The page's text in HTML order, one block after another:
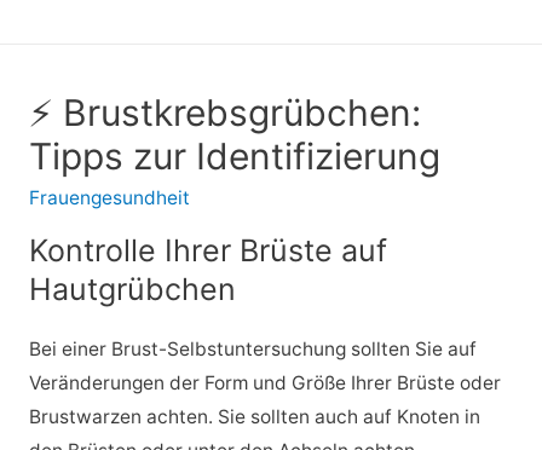
⚡ Brustkrebsgrübchen:
Tipps zur Identifizierung
Frauengesundheit
Kontrolle Ihrer Brüste auf
Hautgrübchen
Bei einer Brust-Selbstuntersuchung sollten Sie auf
Veränderungen der Form und Größe Ihrer Brüste oder
Brustwarzen achten. Sie sollten auch auf Knoten in